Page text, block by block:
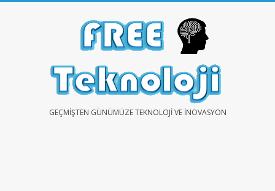
FREEGEÇMIŞTEN GÜNÜMÜZE TEKNOLOJI VE İNOVASYON